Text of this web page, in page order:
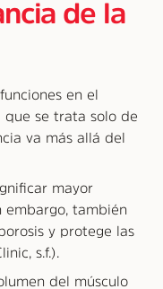
de la
en el
que se trata solo de
va más allá del
mayor
embargo, también
y protege las
s.f.).
del músculo